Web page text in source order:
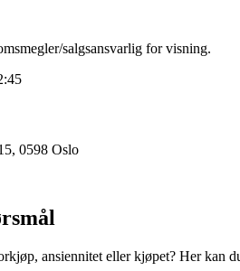
salgsansvarlig for visning.
0598 Oslo
ansiennitet eller kjøpet? Her kan